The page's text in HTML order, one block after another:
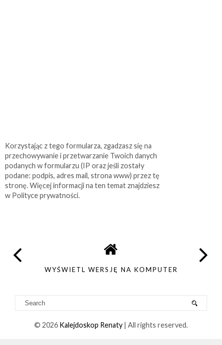
Korzystając z tego formularza, zgadzasz się na
przechowywanie i przetwarzanie Twoich danych
podanych w formularzu (IP oraz jeśli zostały
podane: podpis, adres mail, strona www) przez tę
stronę. Więcej informacji na ten temat znajdziesz
w Polityce prywatności.
WYŚWIETL WERSJĘ NA KOMPUTER
© 2026 Kalejdoskop Renaty | All rights reserved.